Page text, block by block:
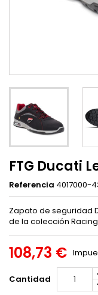
FTG Ducati
Referencia 4017000-
Zapato de seguridad
de la colección Racing
108,73 €
Cantidad